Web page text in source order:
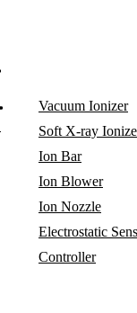
Vacuum Ionizer
Soft X-ray
Ion Bar
Ion Blower
Ion Nozzle
Electrostatic
Controller